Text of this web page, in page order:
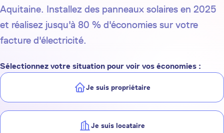
Aquitaine. Installez des panneaux solaires en 2025
et réalisez jusqu'à 80 % d'économies sur votre
facture d'électricité.
Sélectionnez votre situation pour voir vos économies :
Je suis propriétaire
Je suis locataire